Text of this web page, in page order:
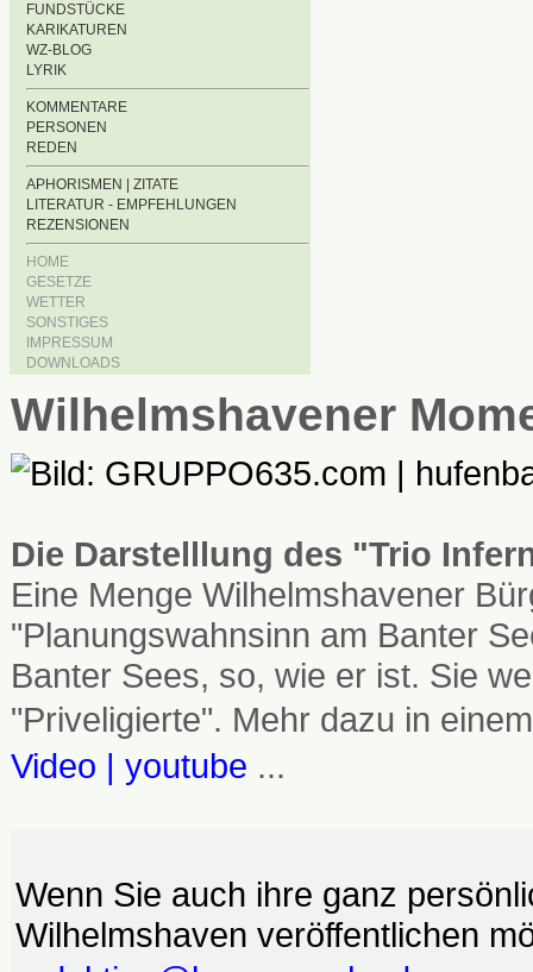
FUNDSTÜCKE
KARIKATUREN
WZ-BLOG
LYRIK
KOMMENTARE
PERSONEN
REDEN
APHORISMEN | ZITATE
LITERATUR - EMPFEHLUNGEN
REZENSIONEN
HOME
GESETZE
WETTER
SONSTIGES
IMPRESSUM
DOWNLOADS
Wilhelmshavener
Die Darstelllung des "Trio
Eine Menge Wilhelmshavener
"Planungswahnsinn am Banter
Banter Sees, so, wie er ist. Sie
"Priveligierte". Mehr dazu in
Video | youtube ...
Wenn Sie auch ihre ganz
Wilhelmshaven veröffentlichen